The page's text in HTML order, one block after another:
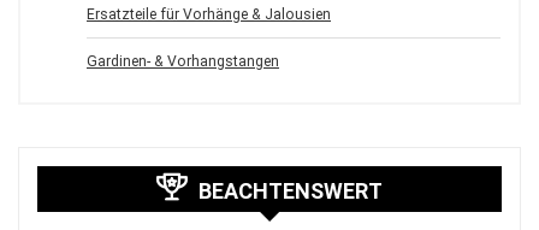
Ersatzteile für Vorhänge & Jalousien
Gardinen- & Vorhangstangen
BEACHTENSWERT